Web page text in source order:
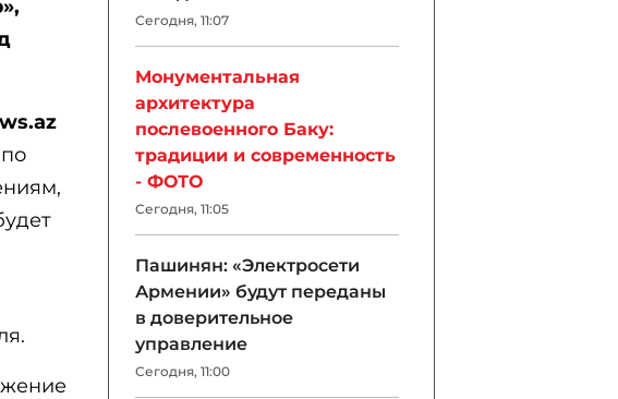
Сегодня, 11:07
Монументальная
архитектура
послевоенного Баку:
традиции и современность
- ФОТО
Сегодня, 11:05
Пашинян: «Электросети
Армении» будут переданы
в доверительное
управление
Сегодня, 11:00